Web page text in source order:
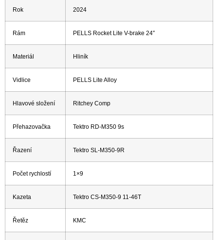
Rok 2024
Rám PELLS Rocket Lite V-brake 24″
Materiál Hliník
Vidlice PELLS Lite Alloy
Hlavové složení Ritchey Comp
Přehazovačka Tektro RD-M350 9s
Řazení Tektro SL-M350-9R
Počet rychlostí 1×9
Kazeta Tektro CS-M350-9 11-46T
Řetěz KMC